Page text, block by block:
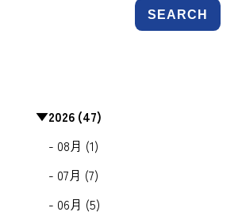
SEARCH
▼2026 (47)
- 08月 (1)
- 07月 (7)
- 06月 (5)